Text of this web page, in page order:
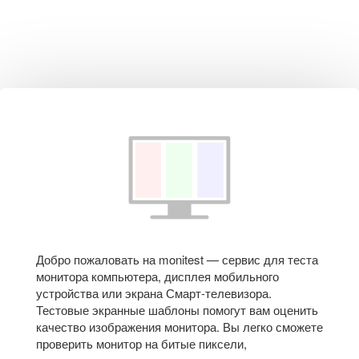
Добро пожаловать на monitest — сервис для теста
монитора компьютера, дисплея мобильного
устройства или экрана Смарт-телевизора.
Тестовые экранные шаблоны помогут вам оценить
качество изображения монитора. Вы легко сможете
проверить монитор на битые пиксели,